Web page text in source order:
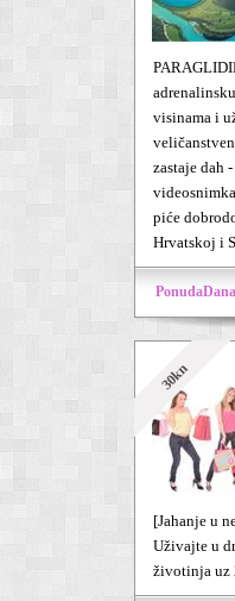
visinama i
zastaje dah
piće
Hrvatskoj i
PonudaDana
30kn
[Jahanje u
Uživajte u
životinja uz